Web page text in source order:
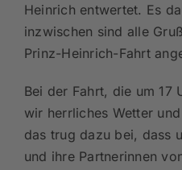
Heinrich entwertet. Es
inzwischen sind alle
Prinz-Heinrich-Fahrt
Bei der Fahrt, die um 17
wir herrliches Wetter
das trug dazu bei, dass
und ihre Partnerinnen